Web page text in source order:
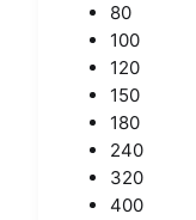
80
100
120
150
180
240
320
400